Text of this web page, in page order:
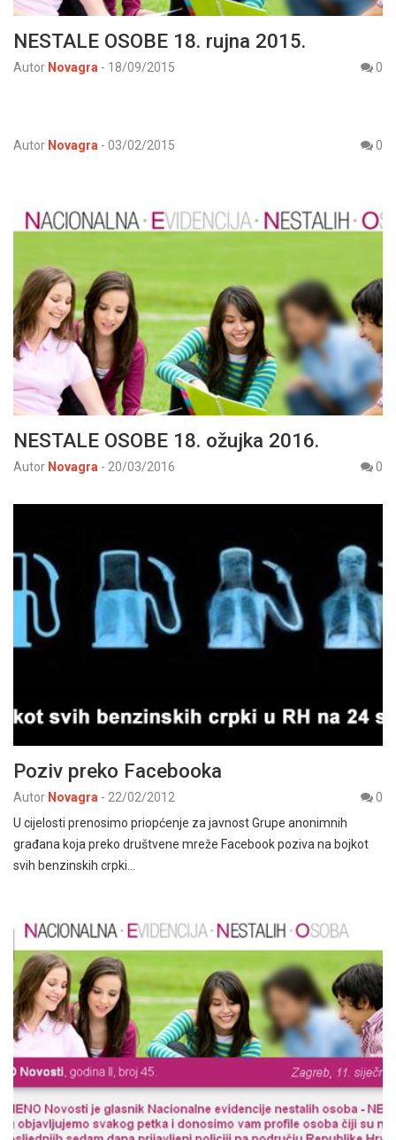
NESTALE OSOBE 18. rujna 2015.
Autor Novagra - 18/09/2015 0
Autor Novagra - 03/02/2015 0
NESTALE OSOBE 18. ožujka 2016.
Autor Novagra - 20/03/2016 0
Poziv preko Facebooka
Autor Novagra - 22/02/2012
0
U cijelosti prenosimo priopćenje za javnost Grupe anonimnih
građana koja preko društvene mreže Facebook poziva na bojkot
svih benzinskih crpki…